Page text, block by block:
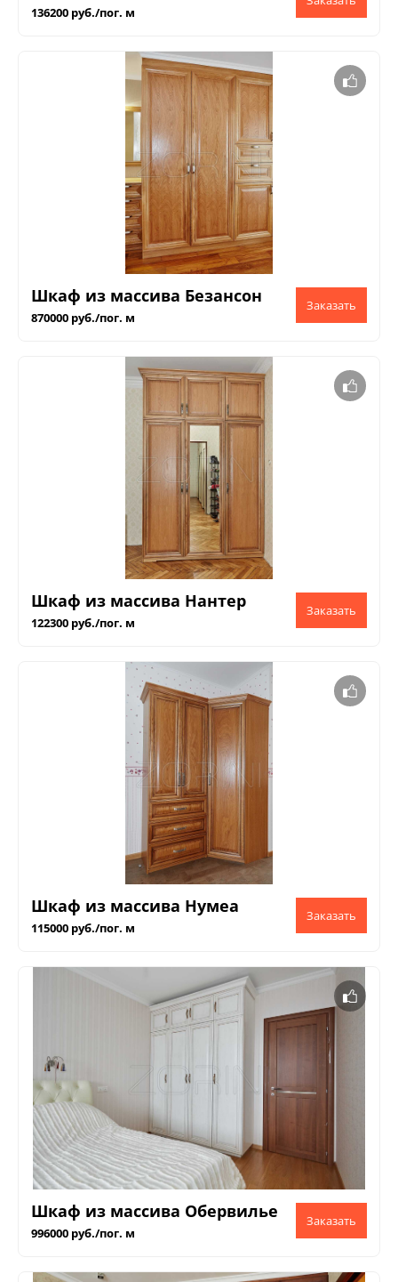
136200 руб./пог. м
Шкаф из массива Безансон
870000 руб./пог. м
Шкаф из массива Нантер
122300 руб./пог. м
Шкаф из массива Нумеа
115000 руб./пог. м
Шкаф из массива Обервилье
996000 руб./пог. м